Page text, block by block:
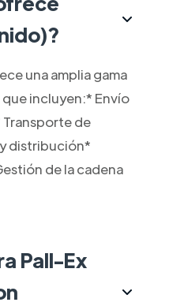
una amplia gama
incluyen:* Envío
de
distribución*
de la cadena
Pall-Ex